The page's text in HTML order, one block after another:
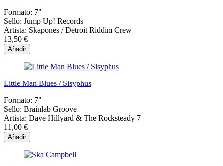
Formato: 7"
Sello: Jump Up! Records
Artista: Skapones / Detroit Riddim Crew
13,50 €
Añadir
Little Man Blues / Sisyphus
Formato: 7"
Sello: Brainlab Groove
Artista: Dave Hillyard & The Rocksteady 7
11,00 €
Añadir